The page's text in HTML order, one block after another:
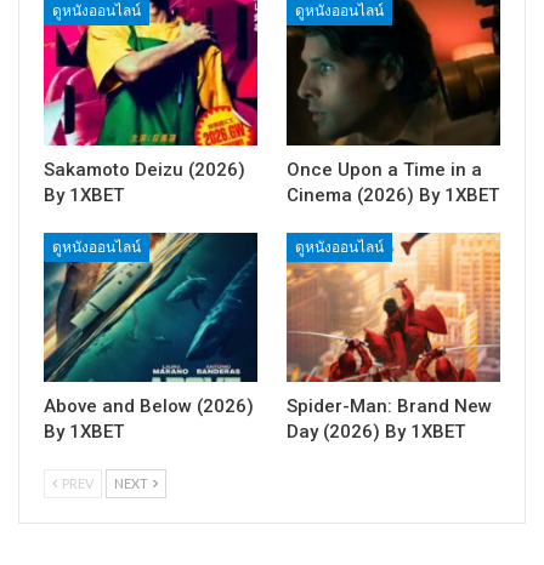
ดูหนังออนไลน์
Sakamoto Deizu (2026)
By 1XBET
ดูหนังออนไลน์
Once Upon a Time in a
Cinema (2026) By 1XBET
ดูหนังออนไลน์
Above and Below (2026)
By 1XBET
ดูหนังออนไลน์
Spider-Man: Brand New
Day (2026) By 1XBET
PREV NEXT